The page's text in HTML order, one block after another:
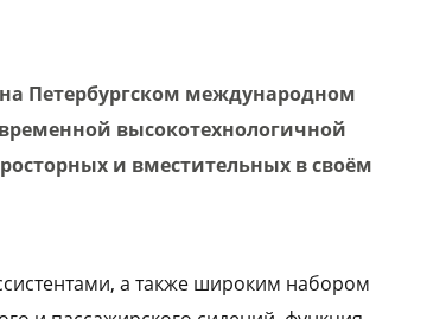
Петербургском международном
высокотехнологичной
и вместительных в своём
а также широким набором